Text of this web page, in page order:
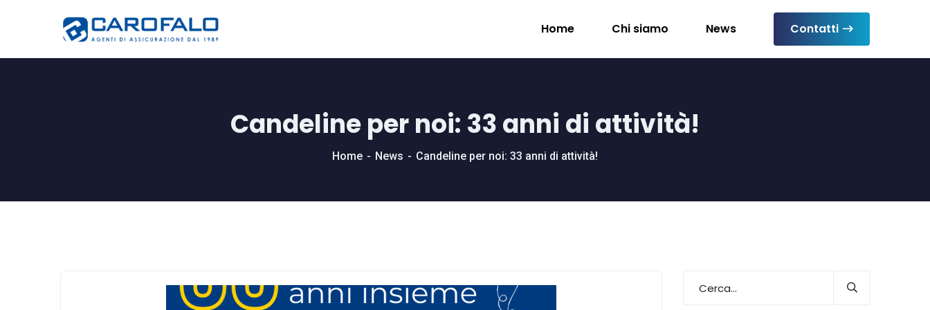
Home Chi siamo News Contatti
Candeline per noi: 33 anni di attività!
Home News Candeline per noi: 33 anni di attività!